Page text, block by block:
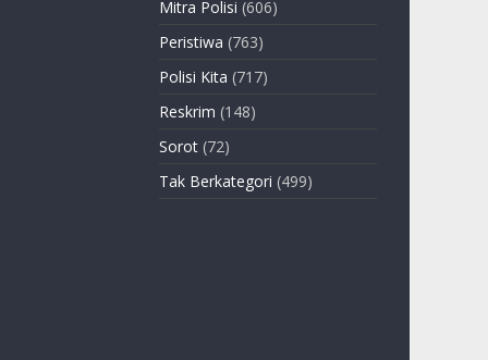
Mitra Polisi (606)
Peristiwa (763)
Polisi Kita (717)
Reskrim (148)
Sorot (72)
Tak Berkategori (499)